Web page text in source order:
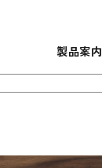
製品案内